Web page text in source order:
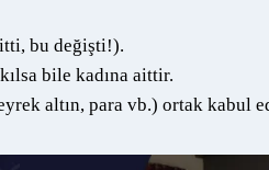
bu değişti!).
bile kadına aittir.
altın, para vb.) ortak kabul